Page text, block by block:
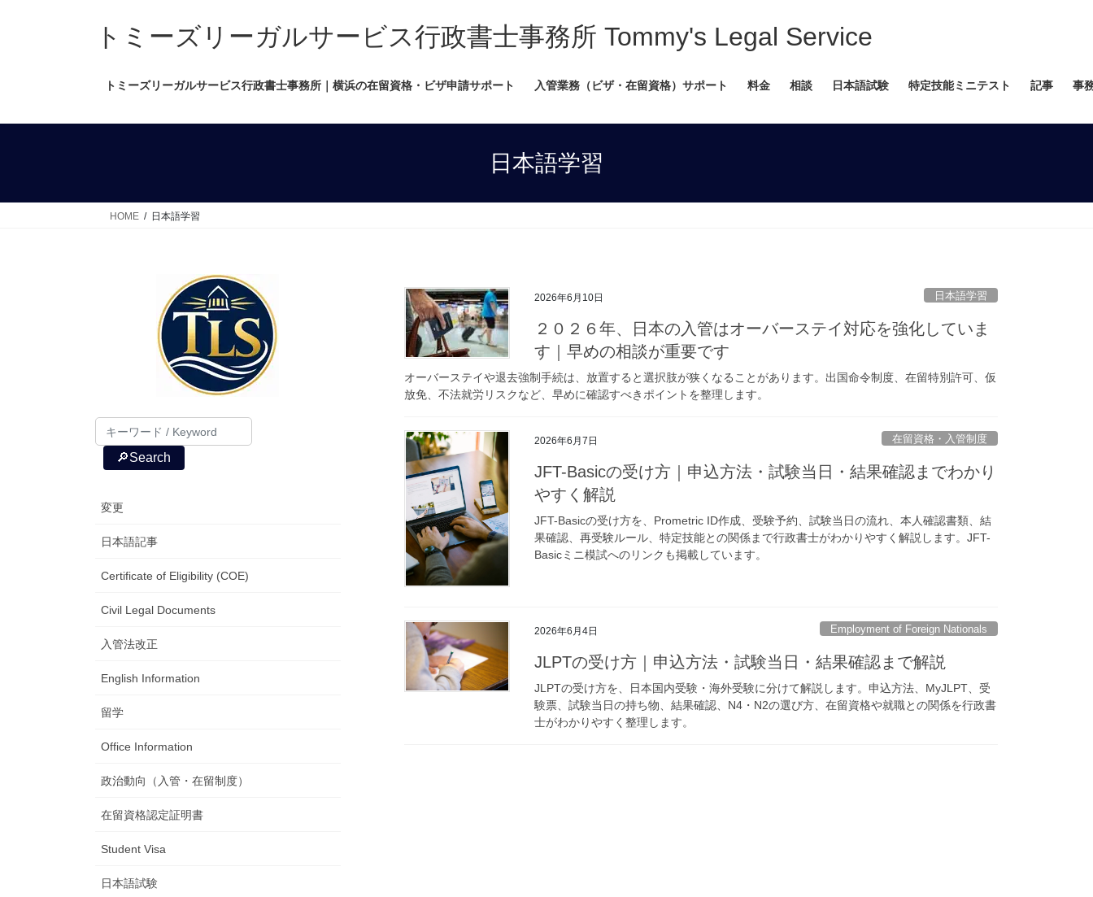
ス
ン
トミーズリーガルサービス行政書士事務所 Tommy's Legal Service
トミーズリーガルサービス行政書士事務所｜横浜の在留資格・ビザ申請サポート 入管業務（ビザ・在留資格）サポート 料金 相談 日本語試験 特定技能ミニテスト 記事 事
日本語学習
HOME 日本語学習
2026年6月10日 日本語学習
２０２６年、日本の入管はオーバーステイ対応を強化していま
す｜早めの相談が重要です
オーバーステイや退去強制手続は、放置すると選択肢が狭くなることがあります。出国命令制度、在留特別許可、仮
放免、不法就労リスクなど、早めに確認すべきポイントを整理します。
2026年6月7日 在留資格・入管制度
JFT-Basicの受け方｜申込方法・試験当日・結果確認までわかり
やすく解説
JFT-Basicの受け方を、Prometric ID作成、受験予約、試験当日の流れ、本人確認書類、結
果確認、再受験ルール、特定技能との関係まで行政書士がわかりやすく解説します。JFT-
Basicミニ模試へのリンクも掲載しています。
2026年6月4日 Employment of Foreign Nationals
JLPTの受け方｜申込方法・試験当日・結果確認まで解説
JLPTの受け方を、日本国内受験・海外受験に分けて解説します。申込方法、MyJLPT、受
験票、試験当日の持ち物、結果確認、N4・N2の選び方、在留資格や就職との関係を行政書
士がわかりやすく整理します。
🔎Search
変更
日本語記事
Certificate of Eligibility (COE)
Civil Legal Documents
入管法改正
English Information
留学
Office Information
政治動向（入管・在留制度）
在留資格認定証明書
Student Visa
日本語試験